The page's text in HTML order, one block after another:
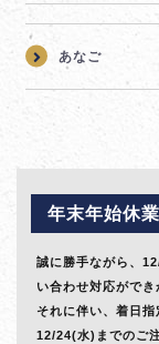
あなご
年末年始休
誠に勝手ながら、
い合わせ対応ができ
それに伴い、着日指
12/24(水)までのご